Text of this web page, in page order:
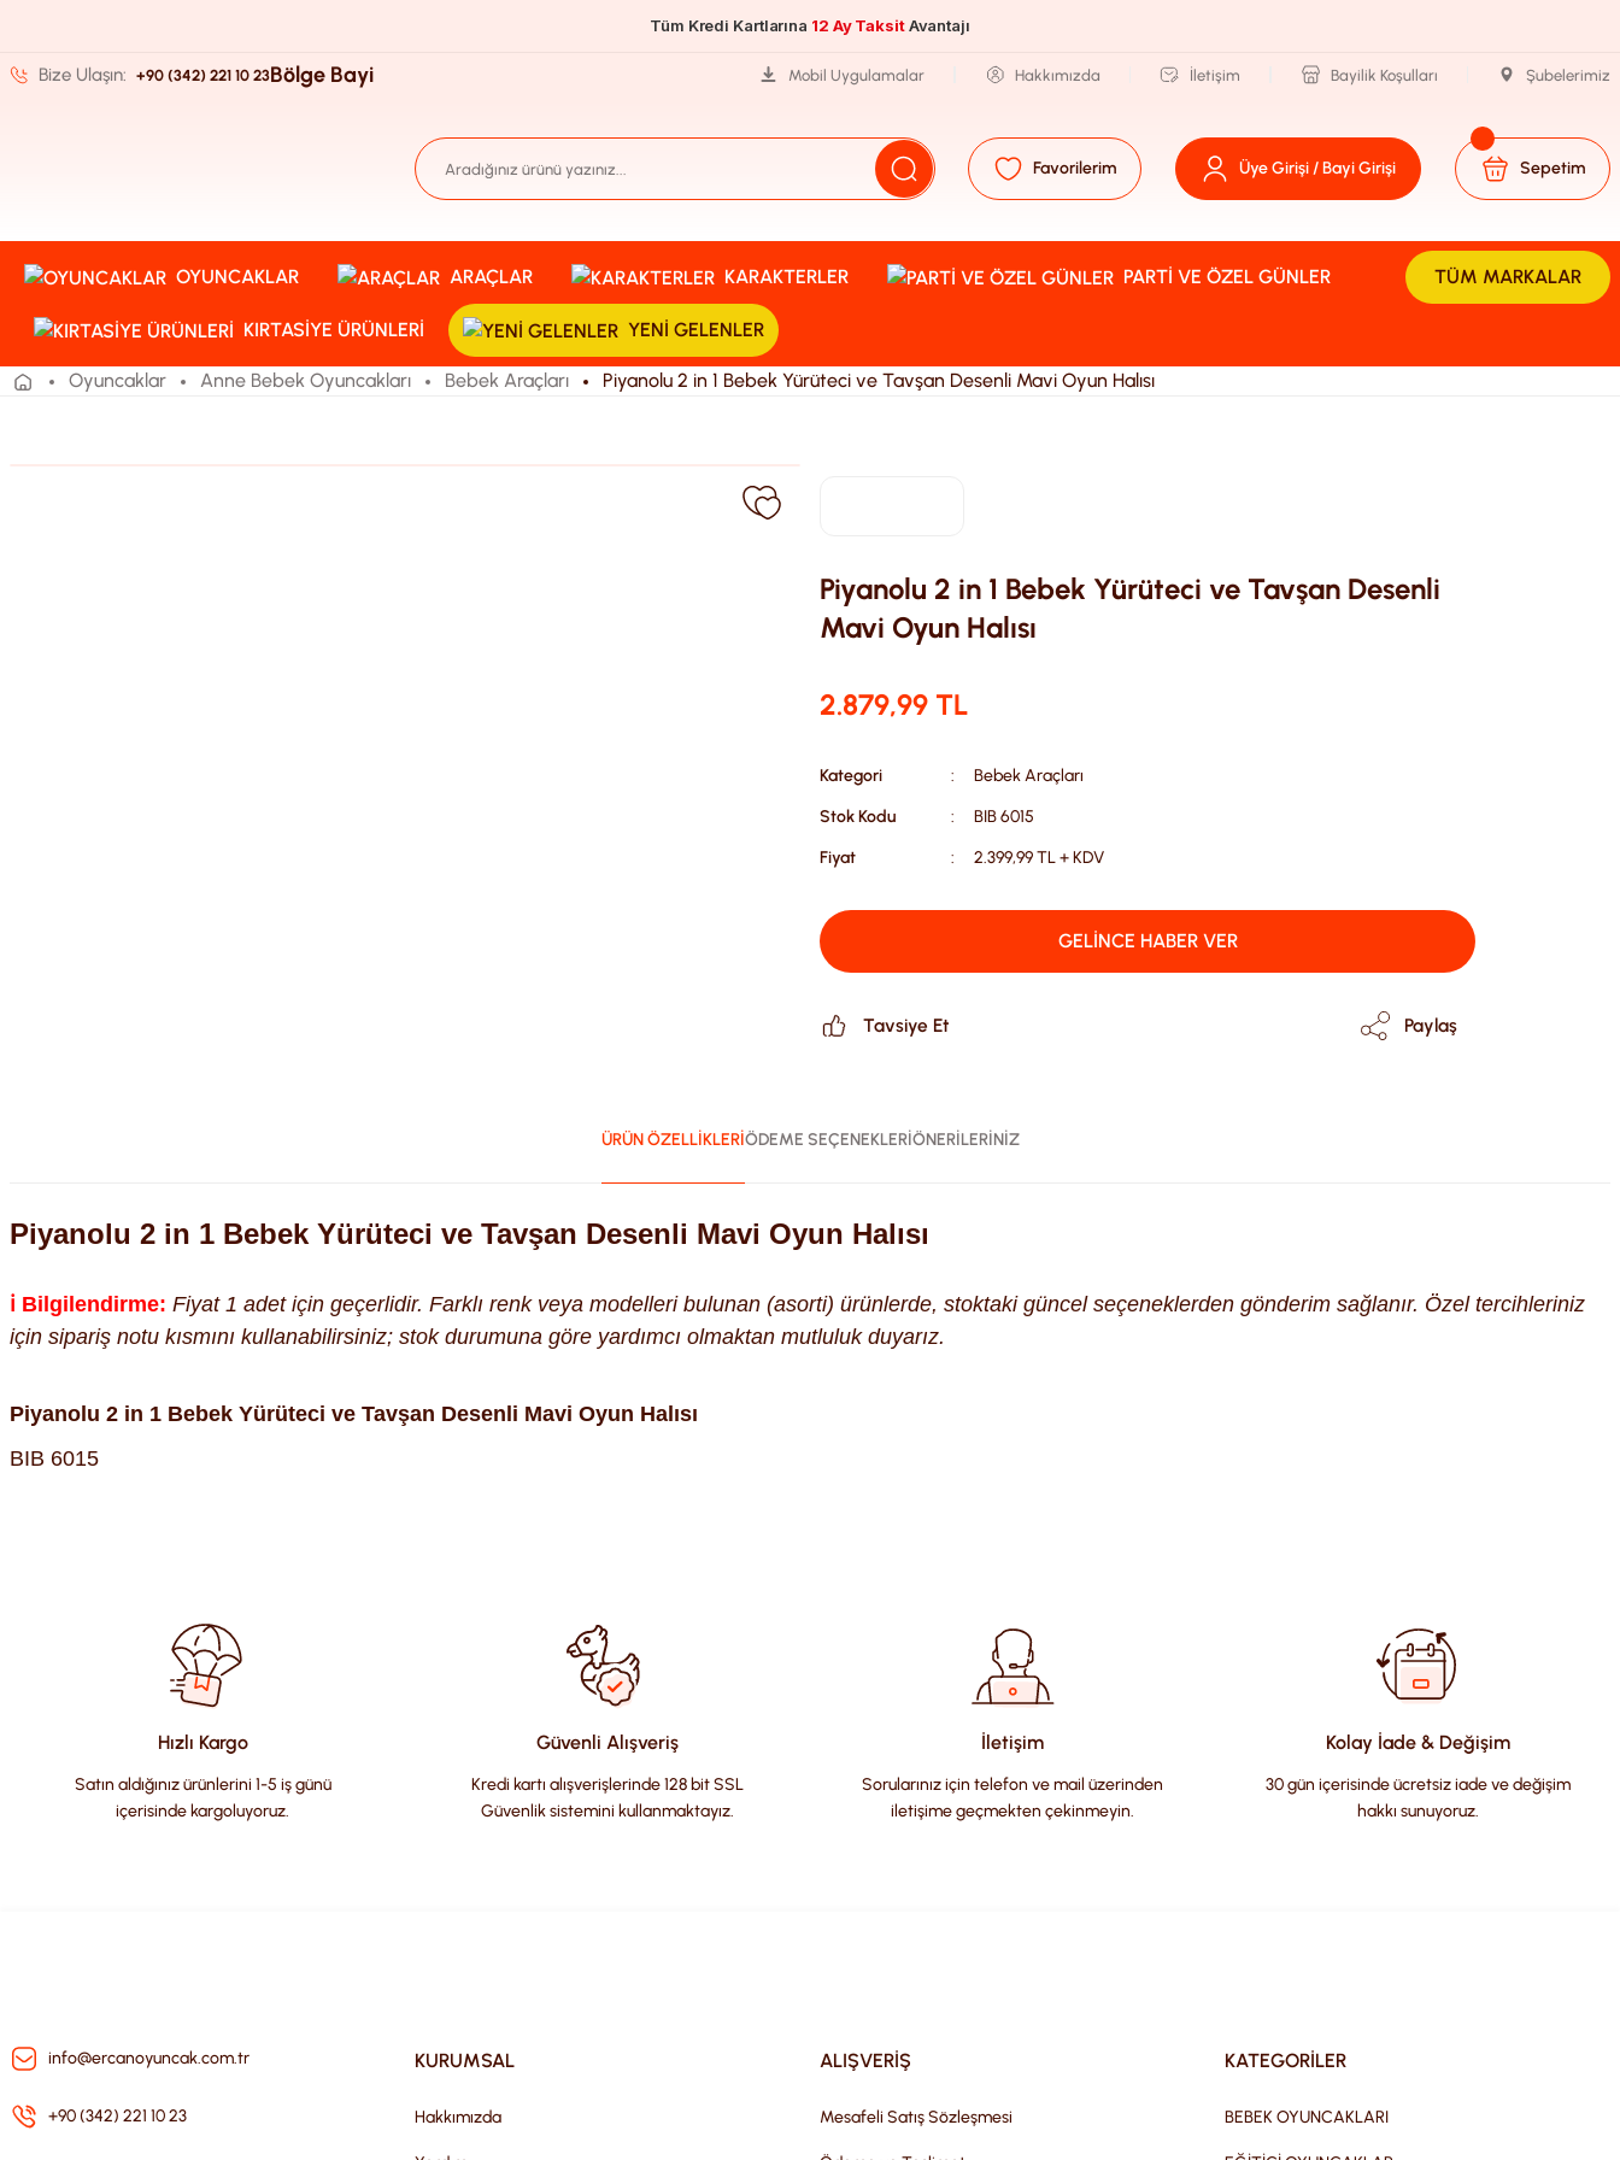
Tüm Kredi Kartlarına 12 Ay TaksitAvantajı
Bize Ulaşın: +90 (342) 221 10 23Bölge Bayi Mobil Uygulamalar Hakkımızda İletişim Bayilik Koşulları Şubelerimiz
Favorilerim Üye Girişi / Bayi Girişi Sepetim
OYUNCAKLAR ARAÇLAR KARAKTERLER PARTI VE ÖZEL GÜNLER
KIRTASIYE ÜRÜNLERI YENI GELENLER
TÜM MARKALAR
Oyuncaklar Anne Bebek Oyuncakları Bebek Araçları Piyanolu 2 in 1 Bebek Yürüteci ve Tavşan Desenli Mavi Oyun Halısı
Piyanolu 2 in 1 Bebek Yürüteci ve Tavşan Desenli
Mavi Oyun Halısı
2.879,99 TL
Kategori
Bebek Araçları
Stok Kodu
BIB 6015
Fiyat
2.399,99 TL + KDV
GELİNCE HABER VER
Tavsiye Et Paylaş
ÜRÜN ÖZELLİKLERİÖDEME SEÇENEKLERİÖNERİLERİNİZ
Piyanolu 2 in 1 Bebek Yürüteci ve Tavşan Desenli Mavi Oyun Halısı
ℹ️ Bilgilendirme: Fiyat 1 adet için geçerlidir. Farklı renk veya modelleri bulunan (asorti) ürünlerde, stoktaki güncel seçeneklerden gönderim sağlanır. Özel tercihleriniz
için sipariş notu kısmını kullanabilirsiniz; stok durumuna göre yardımcı olmaktan mutluluk duyarız.
Piyanolu 2 in 1 Bebek Yürüteci ve Tavşan Desenli Mavi Oyun Halısı
BIB 6015
Ürün resmi kalitesiz, bozuk veya görüntülenemiyor.
Ürün açıklamasında eksik bilgiler bulunuyor.
Ürün bilgilerinde hatalar bulunuyor.
Bu ürüne benzer farklı alternatifler olmalı.
Hızlı Kargo
Satın aldığınız ürünlerini 1-5 iş günü
içerisinde kargoluyoruz.
Güvenli Alışveriş
Kredi kartı alışverişlerinde 128 bit SSL
Güvenlik sistemini kullanmaktayız.
İletişim
Sorularınız için telefon ve mail üzerinden
iletişime geçmekten çekinmeyin.
Kolay İade & Değişim
30 gün içerisinde ücretsiz iade ve değişim
hakkı sunuyoruz.
info@ercanoyuncak.com.tr
+90 (342) 221 10 23
KURUMSAL
Hakkımızda
ALIŞVERİŞ
Mesafeli Satış Sözleşmesi
KATEGORİLER
BEBEK OYUNCAKLARI